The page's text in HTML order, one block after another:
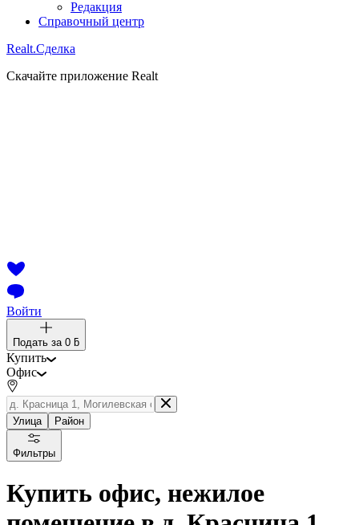
Редакция
Справочный центр
Realt.Сделка
Скачайте приложение Realt
Войти
Подать за 0 ƃ
Купить
Офис
Улица Район
Фильтры
Купить офис, нежилое